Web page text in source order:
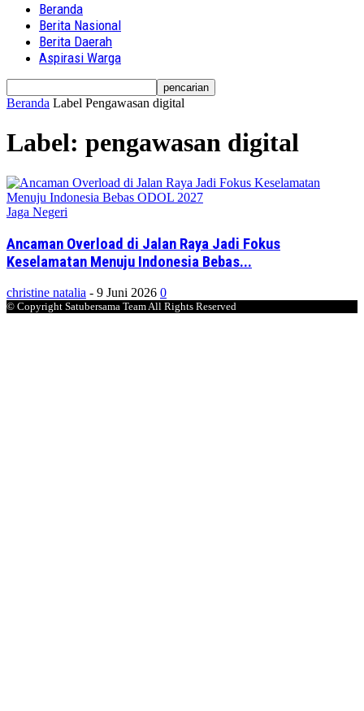
Beranda
Berita Nasional
Berita Daerah
Aspirasi Warga
Beranda Label Pengawasan digital
Label: pengawasan digital
Jaga Negeri
Ancaman Overload di Jalan Raya Jadi Fokus
Keselamatan Menuju Indonesia Bebas...
christine natalia - 9 Juni 2026 0
© Copyright Satubersama Team All Rights Reserved